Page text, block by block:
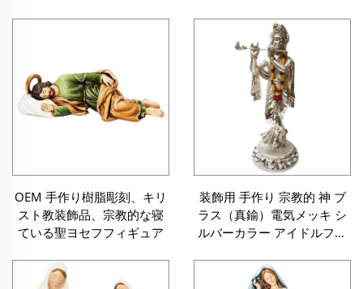
ティ、守護天使フィギュ
ア、ホーリーファミリー像
OEM 手作り樹脂彫刻、キリ
スト教装飾品、宗教的な寝
ている聖ヨセフフィギュア
装飾用 手作り 宗教的 神 ブ
ラス（真鍮）電気メッキ シ
ルバーカラー アイドルフィ
ラダクリシュナ像